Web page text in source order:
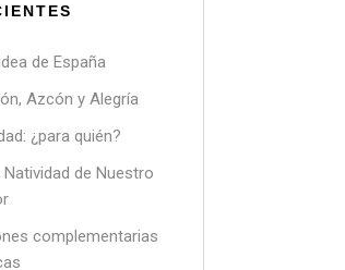
de España
Azcón y Alegría
¿para quién?
Natividad de Nuestro
complementarias